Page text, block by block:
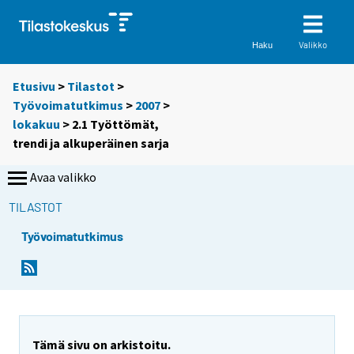
Haku Valikko
Etusivu > Tilastot >
Työvoimatutkimus > 2007 >
lokakuu > 2.1 Työttömät,
trendi ja alkuperäinen sarja
Avaa valikko
TILASTOT
Työvoimatutkimus
Tämä sivu on arkistoitu.